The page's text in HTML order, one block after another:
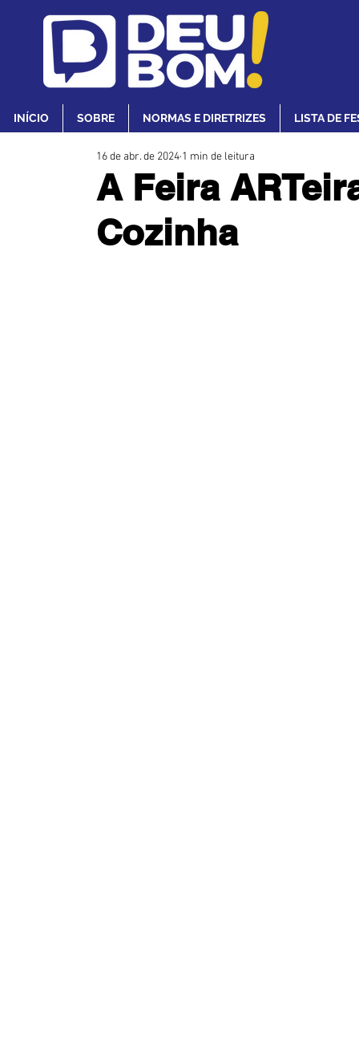
INÍCIO SOBRE NORMAS E DIRETRIZES LISTA DE
A Feira
Cozinha
16 de abr. de 2024 1 min de leitura